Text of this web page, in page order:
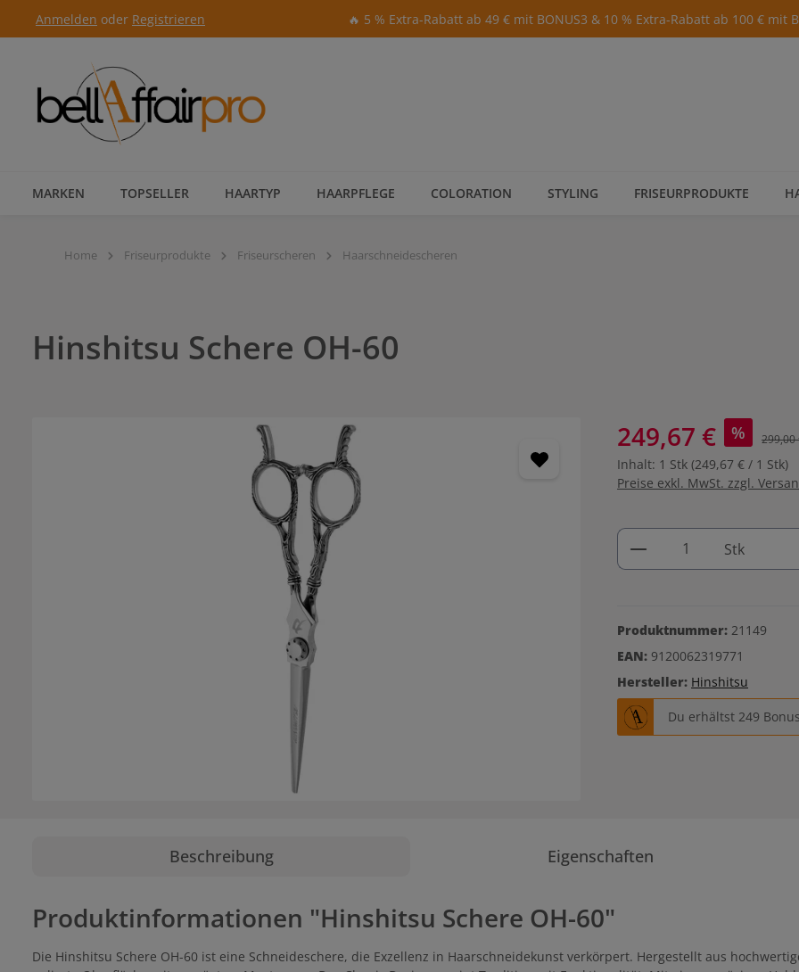
Hauptnavigation springen
Anmelden oder Registrieren 🔥 5 % Extra-Rabatt ab 49 € mit BONUS3 & 10 % Extra-Rabatt ab 100 € mit
MARKEN TOPSELLER HAARTYP HAARPFLEGE COLORATION STYLING FRISEURPRODUKTE
Home Friseurprodukte Friseurscheren Haarschneidescheren
Hinshitsu Schere OH-60
249,67 € % 299,00
Inhalt: 1 Stk (249,67 € / 1 Stk)
Preise exkl. MwSt. zzgl.
Produkt Anzahl:
Stk
Produktnummer: 21149
EAN: 9120062319771
Hersteller: Hinshitsu
Du erhältst 249
Beschreibung Eigenschaften
Produktinformationen "Hinshitsu Schere OH-60"
Die Hinshitsu Schere OH-60 ist eine Schneideschere, die Exzellenz in Haarschneidekunst verkörpert. Hergestellt aus